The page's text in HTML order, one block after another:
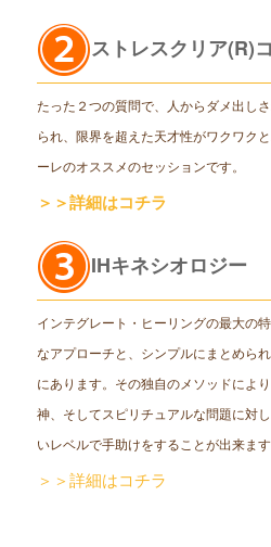
ストレスクリア(R)
たった２つの質問で、人からダメ出し
られ、限界を超えた天才性がワクワク
ーレのオススメのセッションです。
＞＞詳細はコチラ
IHキネシオロジー
インテグレート・ヒーリングの最大の
なアプローチと、シンプルにまとめら
にあります。その独自のメソッドによ
神、そしてスピリチュアルな問題に対
いレベルで手助けをすることが出来ます
＞＞詳細はコチラ